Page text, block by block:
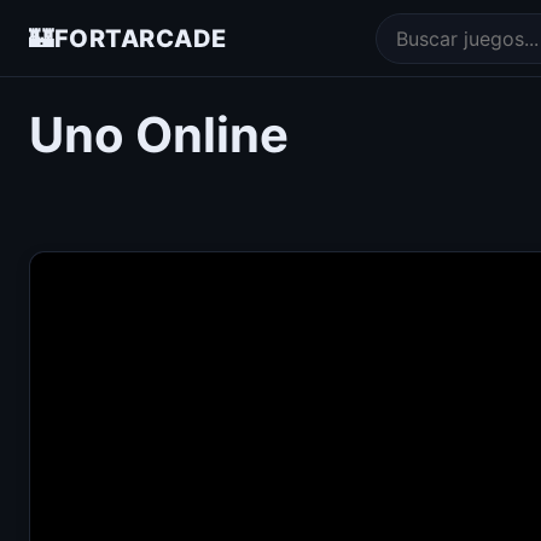
🏰FORTARCADE
Uno Online